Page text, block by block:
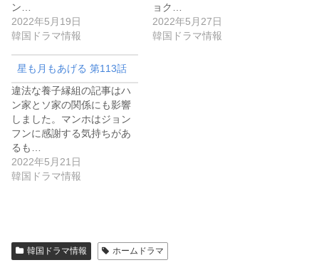
ン…
2022年5月19日
韓国ドラマ情報
ョク…
2022年5月27日
韓国ドラマ情報
星も月もあげる 第113話
違法な養子縁組の記事はハ
ン家とソ家の関係にも影響
しました。マンホはジョン
フンに感謝する気持ちがあ
るも…
2022年5月21日
韓国ドラマ情報
韓国ドラマ情報 ホームドラマ